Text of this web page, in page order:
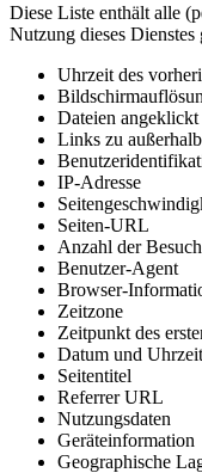
Diese Liste enthält alle
Nutzung dieses Dienstes
Uhrzeit des
Dateien angeklickt
Links zu
IP-Adresse
Seiten-URL
Anzahl der
Benutzer-Agent
Browser-
Zeitzone
Zeitpunkt des
Datum und
Seitentitel
Referrer URL
Nutzungsdaten
Geräteinformation
Geographische